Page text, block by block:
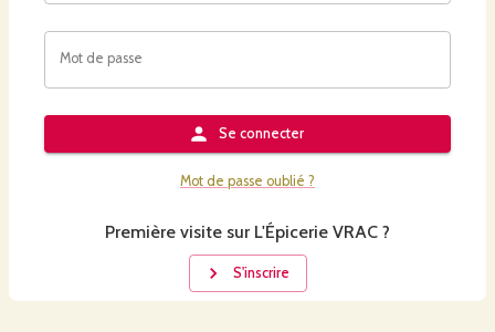
Mot de passe
Se connecter
Mot de passe oublié ?
Première visite sur L'Épicerie VRAC ?
S'inscrire